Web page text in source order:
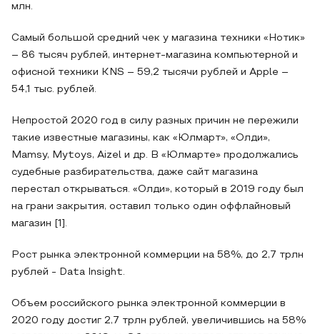
млн.
Самый большой средний чек у магазина техники «Нотик»
– 86 тысяч рублей, интернет-магазина компьютерной и
офисной техники KNS – 59,2 тысячи рублей и Apple –
54,1 тыс. рублей.
Непростой 2020 год в силу разных причин не пережили
такие известные магазины, как «Юлмарт», «Олди»,
Mamsy, Mytoys, Aizel и др. В «Юлмарте» продолжались
судебные разбирательства, даже сайт магазина
перестал открываться. «Олди», который в 2019 году был
на грани закрытия, оставил только один оффлайновый
магазин [1].
Рост рынка электронной коммерции на 58%, до 2,7 трлн
рублей - Data Insight.
Объем российского рынка электронной коммерции в
2020 году достиг 2,7 трлн рублей, увеличившись на 58%